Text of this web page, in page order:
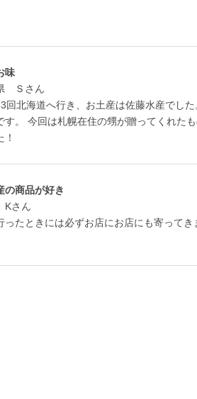
味
Ｓさん
回北海道へ行き、お土産は佐藤水産でし
す。 今回は札幌在住の甥が贈ってくれた
の商品が好き
さん
ったときには必ずお店にお店にも寄ってき